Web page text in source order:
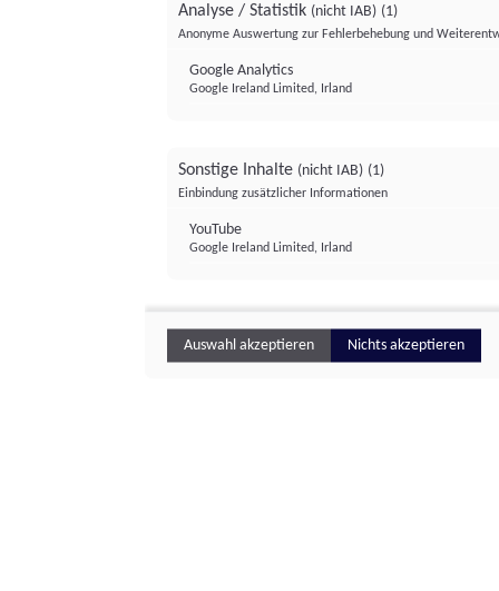
Analyse / Statistik (nicht IAB) (1)
Anonyme Auswertung zur Fehlerbehebung und
Google Analytics
Google Ireland Limited, Irland
Sonstige Inhalte (nicht IAB) (1)
Einbindung zusätzlicher Informationen
YouTube
Google Ireland Limited, Irland
Auswahl akzeptieren Nichts akzeptieren